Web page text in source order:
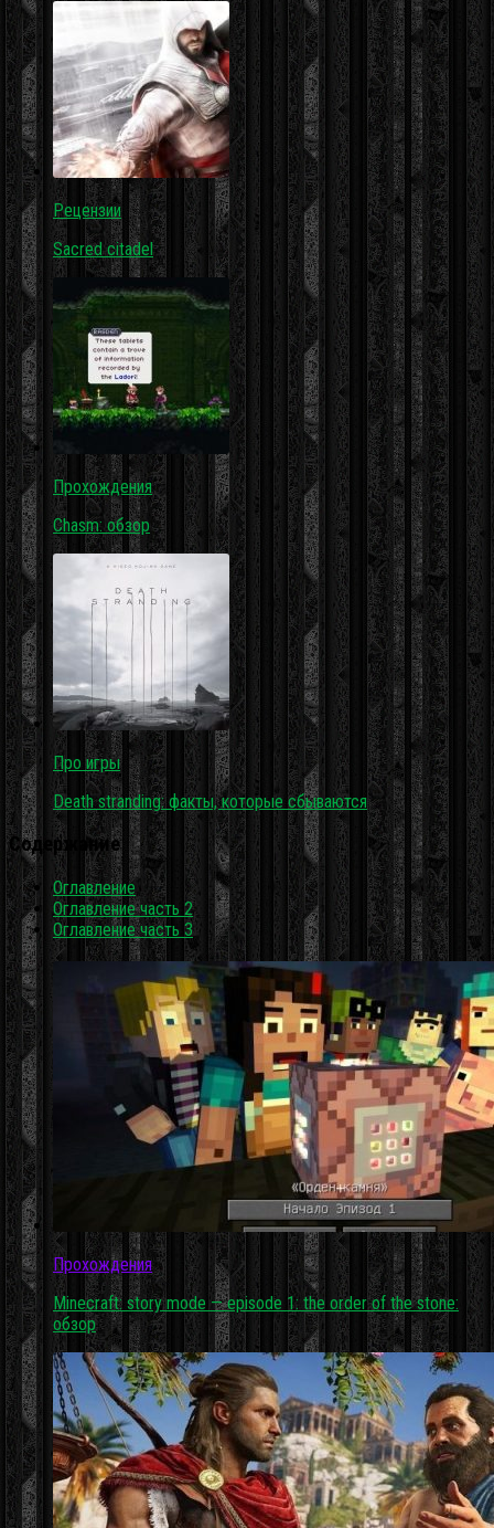
Рецензии
Sacred citadel
Прохождения
Chasm: обзор
Про игры
Death stranding: факты, которые сбываются
Содержание
Оглавление
Оглавление часть 2
Оглавление часть 3
Прохождения
Minecraft: story mode — episode 1: the order of the stone:
обзор